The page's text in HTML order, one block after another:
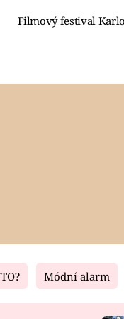
Filmový festival
Living
Módní alarm